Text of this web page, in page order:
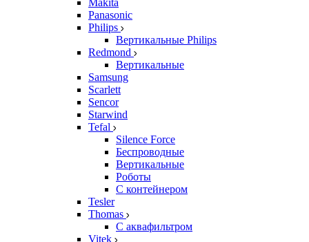
Makita
Panasonic
Philips
Вертикальные Philips
Redmond
Вертикальные
Samsung
Scarlett
Sencor
Starwind
Tefal
Silence Force
Беспроводные
Вертикальные
Роботы
С контейнером
Tesler
Thomas
С аквафильтром
Vitek